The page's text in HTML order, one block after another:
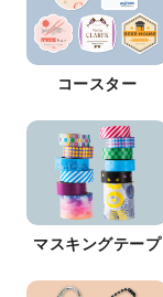
コースター
マスキングテープ